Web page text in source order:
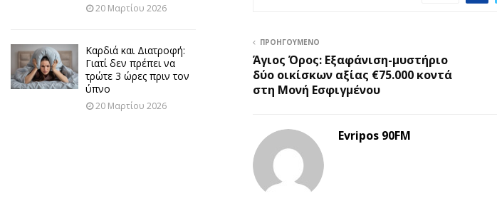
ΠΡΟΗΓΟΎΜΕΝΟ
Άγιος Όρος: Εξαφάνιση-μυστήριο
δύο οικίσκων αξίας €75.000 κοντά
στη Μονή Εσφιγμένου
Evripos 90FM
20 Μαρτίου 2026
Καρδιά και Διατροφή:
Γιατί δεν πρέπει να
τρώτε 3 ώρες πριν τον
ύπνο
20 Μαρτίου 2026